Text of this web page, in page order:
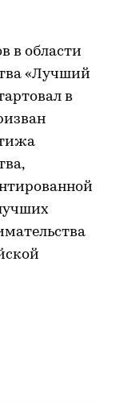
в области
«Лучший
в